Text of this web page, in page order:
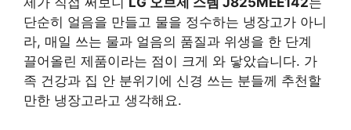
단순히 얼음을 만들고 물을 정수하는 냉장고가 아니
라, 매일 쓰는 물과 얼음의 품질과 위생을 한 단계
끌어올린 제품이라는 점이 크게 와 닿았습니다. 가
족 건강과 집 안 분위기에 신경 쓰는 분들께 추천할
만한 냉장고라고 생각해요.